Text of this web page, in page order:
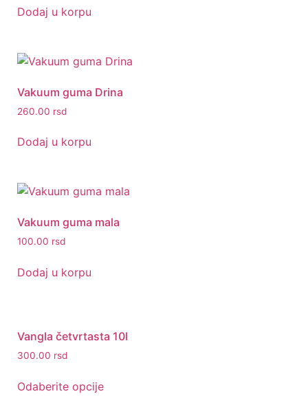
Dodaj u korpu
Vakuum guma Drina
260.00 rsd
Dodaj u korpu
Vakuum guma mala
100.00 rsd
Dodaj u korpu
Vangla četvrtasta 10l
300.00 rsd
Odaberite opcije